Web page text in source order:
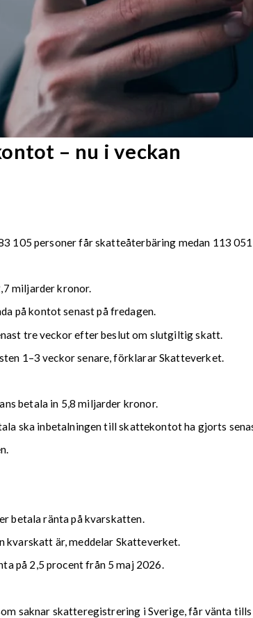
– nu i veckan
105 personer får skatteåterbäring medan 113
miljarder kronor.
på kontot senast på fredagen.
tre veckor efter beslut om slutgiltig skatt.
1–3 veckor senare, förklarar Skatteverket.
betala in 5,8 miljarder kronor.
ska inbetalningen till skattekontot ha gjorts
betala ränta på kvarskatten.
kvarskatt är, meddelar Skatteverket.
på 2,5 procent från 5 maj 2026.
saknar skatteregistrering i Sverige, får vänta tills